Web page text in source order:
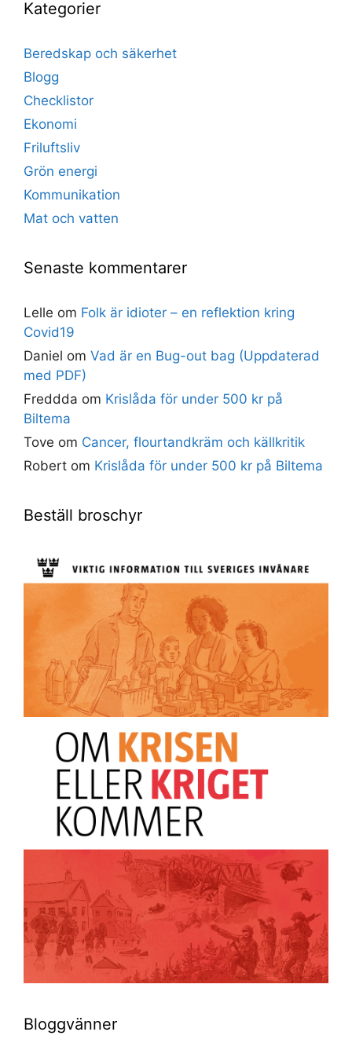
Kategorier
Beredskap och säkerhet
Blogg
Checklistor
Ekonomi
Friluftsliv
Grön energi
Kommunikation
Mat och vatten
Senaste kommentarer
Lelle om Folk är idioter – en reflektion kring
Covid19
Daniel om Vad är en Bug-out bag (Uppdaterad
med PDF)
Freddda om Krislåda för under 500 kr på
Biltema
Tove om Cancer, flourtandkräm och källkritik
Robert om Krislåda för under 500 kr på Biltema
Beställ broschyr
Bloggvänner